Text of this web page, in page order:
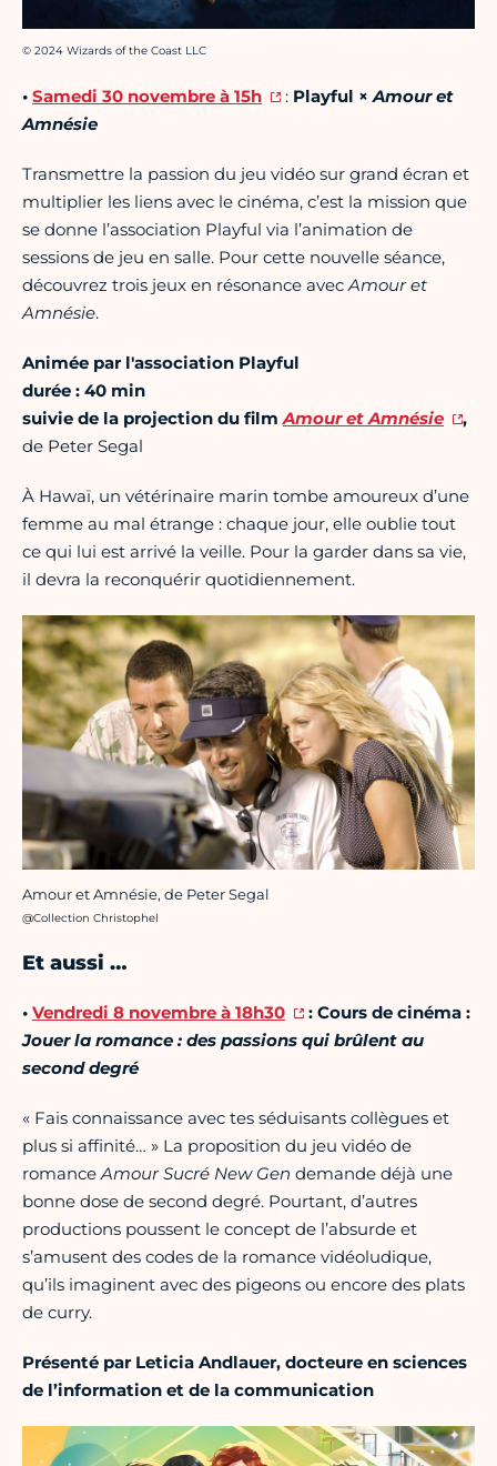
Crédit photo :
© 2024 Wizards of the Coast LLC
• Samedi 30 novembre à 15h : Playful ×Amour et
Amnésie
Transmettre la passion du jeu vidéo sur grand écran et
multiplier les liens avec le cinéma, c’est la mission que
se donne l’association Playful via l’animation de
sessions de jeu en salle. Pour cette nouvelle séance,
découvrez trois jeux en résonance avecAmour et
Amnésie.
Animée par l'association Playful
durée : 40 min
suivie de la projection du filmAmour et Amnésie
,
de Peter Segal
À Hawaï, un vétérinaire marin tombe amoureux d’une
femme au mal étrange : chaque jour, elle oublie tout
ce qui lui est arrivé la veille. Pour la garder dans sa vie,
il devra la reconquérir quotidiennement.
Amour et Amnésie, de Peter Segal
Crédit photo :
@Collection Christophel
Et aussi …
• Vendredi 8 novembre à 18h30
: Cours de cinéma :
Jouer la romance : des passions qui brûlent au
second degré
« Fais connaissance avec tes séduisants collègues et
plus si affinité… » La proposition du jeu vidéo de
romanceAmour Sucré New Gen demande déjà une
bonne dose de second degré. Pourtant, d’autres
productions poussent le concept de l’absurde et
s’amusent des codes de la romance vidéoludique,
qu’ils imaginent avec des pigeons ou encore des plats
de curry.
Présenté par Leticia Andlauer, docteure en sciences
de l’information et de la communication